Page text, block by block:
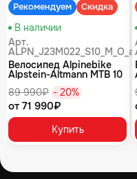
Рекомендуем Скидка
В наличии
Арт.
Велосипед Alpinebike
Alpstein-Altmann MTB 10
89 990₽ - 20%
от 71 990₽
Купить